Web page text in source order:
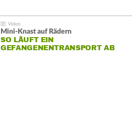
Mini-Knast auf Rädern
SO LÄUFT EIN
GEFANGENENTRANSPORT AB